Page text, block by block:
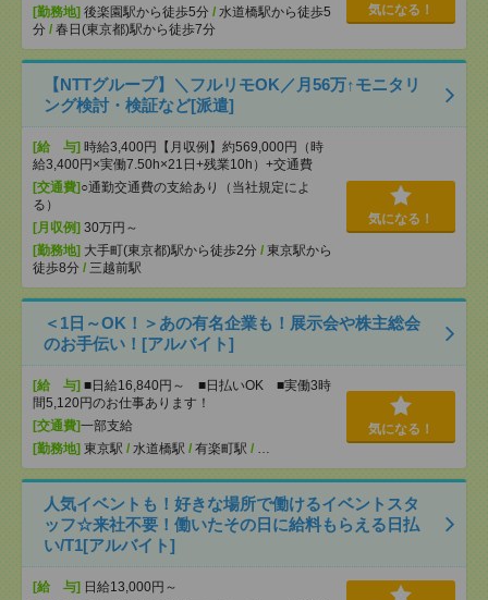
[勤務地] 後楽園駅から徒歩5分 / 水道橋駅から徒歩5
分 / 春日(東京都)駅から徒歩7分
気になる！
【NTTグループ】＼フルリモOK／月56万↑モニタリ
ング検討・検証など[派遣]
[給 与] 時給3,400円【月収例】約569,000円（時
給3,400円×実働7.50h×21日+残業10h）+交通費
[交通費]○通勤交通費の支給あり（当社規定によ
る）
[月収例] 30万円～
[勤務地] 大手町(東京都)駅から徒歩2分 / 東京駅から
徒歩8分 / 三越前駅
気になる！
＜1日～OK！＞あの有名企業も！展示会や株主総会
のお手伝い！[アルバイト]
[給 与] ■日給16,840円～ ■日払いOK ■実働3時
間5,120円のお仕事あります！
[交通費]一部支給
[勤務地] 東京駅 / 水道橋駅 / 有楽町駅 /
気になる！
人気イベントも！好きな場所で働けるイベントスタ
ッフ☆来社不要！働いたその日に給料もらえる日払
い/T1[アルバイト]
[給 与] 日給13,000円～